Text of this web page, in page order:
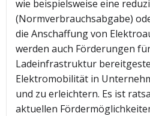
wie beispielsweise eine
(Normverbrauchsabgabe)
die Anschaffung von
werden auch Förderungen
Ladeinfrastruktur
Elektromobilität in
und zu erleichtern. Es ist
aktuellen